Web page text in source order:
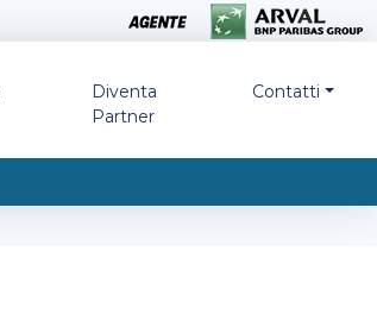
Diventa
Partner
Contatti